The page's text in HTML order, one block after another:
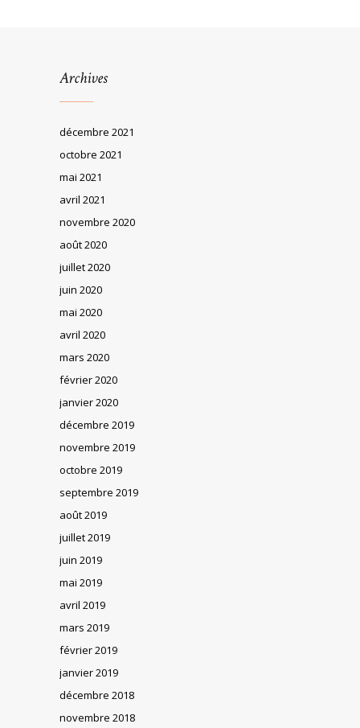
Archives
décembre 2021
octobre 2021
mai 2021
avril 2021
novembre 2020
août 2020
juillet 2020
juin 2020
mai 2020
avril 2020
mars 2020
février 2020
janvier 2020
décembre 2019
novembre 2019
octobre 2019
septembre 2019
août 2019
juillet 2019
juin 2019
mai 2019
avril 2019
mars 2019
février 2019
janvier 2019
décembre 2018
novembre 2018